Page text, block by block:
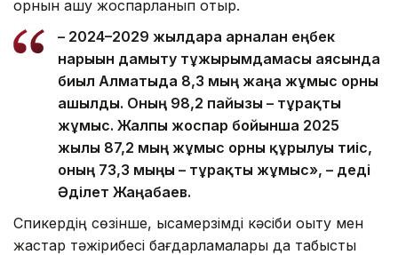
орнын ашу жоспарланып отыр.
– 2024–2029 жылдарға арналған еңбек
нарығын дамыту тұжырымдамасы аясында
биыл Алматыда 8,3 мың жаңа жұмыс орны
ашылды. Оның 98,2 пайызы – тұрақты
жұмыс. Жалпы жоспар бойынша 2025
жылы 87,2 мың жұмыс орны құрылуы тиіс,
оның 73,3 мыңы – тұрақты жұмыс», – деді
Әділет Жаңабаев.
Спикердің сөзінше, қысқамерзімді кәсіби оқыту мен
жастар тәжірибесі бағдарламалары да табысты